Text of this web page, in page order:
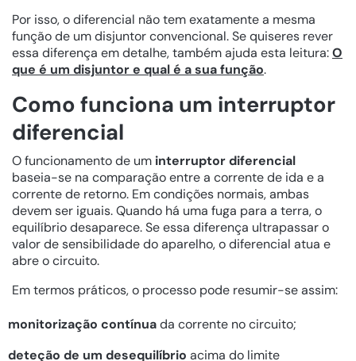
Por isso, o diferencial não tem exatamente a mesma
função de um disjuntor convencional. Se quiseres rever
essa diferença em detalhe, também ajuda esta leitura:O
que é um disjuntor e qual é a sua função.
Como funciona um interruptor
diferencial
O funcionamento de um interruptor diferencial
baseia-se na comparação entre a corrente de ida e a
corrente de retorno. Em condições normais, ambas
devem ser iguais. Quando há uma fuga para a terra, o
equilíbrio desaparece. Se essa diferença ultrapassar o
valor de sensibilidade do aparelho, o diferencial atua e
abre o circuito.
Em termos práticos, o processo pode resumir-se assim:
monitorização contínuada corrente no circuito;
deteção de um desequilíbrio acima do limite